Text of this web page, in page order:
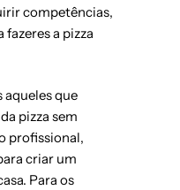
competências,
a pizza
aqueles que
pizza sem
profissional,
criar um
Para os